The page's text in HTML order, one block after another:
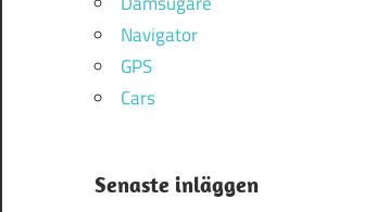
Navigator
GPS
Cars
Senaste inläggen